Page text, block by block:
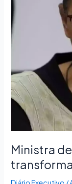
Ministra